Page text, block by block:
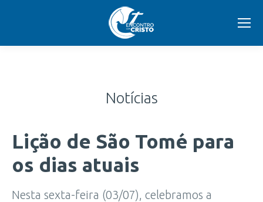
Notícias
Lição de São Tomé para
os dias atuais
Nesta sexta-feira (03/07), celebramos a